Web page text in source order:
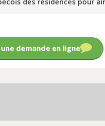
demande en ligne